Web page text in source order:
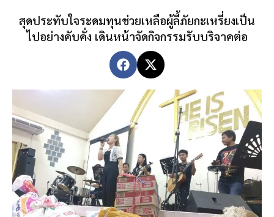
สุดประทับใจระดมทุนช่วยเหลือผู้ลี้ภัยกะเหรี่ยงเป็น
ไปอย่างคับคั่ง เดินหน้าจัดกิจกรรมรับบริจาคต่อ